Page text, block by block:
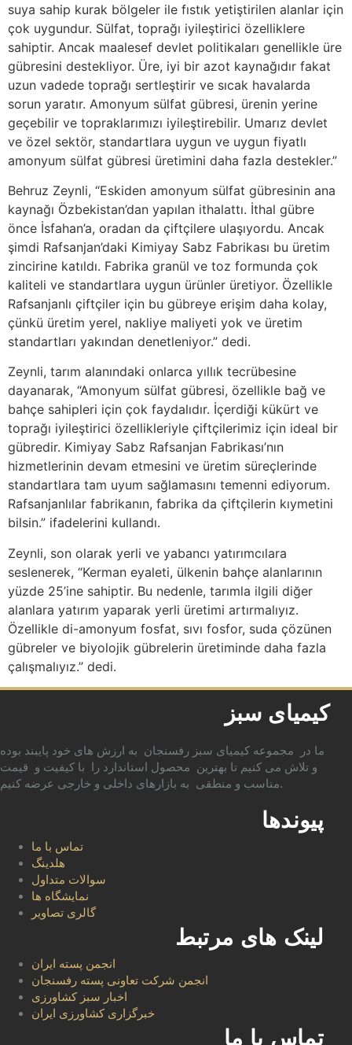
suya sahip kurak bölgeler ile fıstık yetiştirilen alanlar için
çok uygundur. Sülfat, toprağı iyileştirici özelliklere
sahiptir. Ancak maalesef devlet politikaları genellikle üre
gübresini destekliyor. Üre, iyi bir azot kaynağıdır fakat
uzun vadede toprağı sertleştirir ve sıcak havalarda
sorun yaratır. Amonyum sülfat gübresi, ürenin yerine
geçebilir ve topraklarımızı iyileştirebilir. Umarız devlet
ve özel sektör, standartlara uygun ve uygun fiyatlı
amonyum sülfat gübresi üretimini daha fazla destekler.”
Behruz Zeynli, “Eskiden amonyum sülfat gübresinin ana
kaynağı Özbekistan’dan yapılan ithalattı. İthal gübre
önce İsfahan’a, oradan da çiftçilere ulaşıyordu. Ancak
şimdi Rafsanjan’daki Kimiyay Sabz Fabrikası bu üretim
zincirine katıldı. Fabrika granül ve toz formunda çok
kaliteli ve standartlara uygun ürünler üretiyor. Özellikle
Rafsanjanlı çiftçiler için bu gübreye erişim daha kolay,
çünkü üretim yerel, nakliye maliyeti yok ve üretim
standartları yakından denetleniyor.” dedi.
Zeynli, tarım alanındaki onlarca yıllık tecrübesine
dayanarak, “Amonyum sülfat gübresi, özellikle bağ ve
bahçe sahipleri için çok faydalıdır. İçerdiği kükürt ve
toprağı iyileştirici özellikleriyle çiftçilerimiz için ideal bir
gübredir. Kimiyay Sabz Rafsanjan Fabrikası’nın
hizmetlerinin devam etmesini ve üretim süreçlerinde
standartlara tam uyum sağlamasını temenni ediyorum.
Rafsanjanlılar fabrikanın, fabrika da çiftçilerin kıymetini
bilsin.” ifadelerini kullandı.
Zeynli, son olarak yerli ve yabancı yatırımcılara
seslenerek, “Kerman eyaleti, ülkenin bahçe alanlarının
yüzde 25’ine sahiptir. Bu nedenle, tarımla ilgili diğer
alanlara yatırım yaparak yerli üretimi artırmalıyız.
Özellikle di-amonyum fosfat, sıvı fosfor, suda çözünen
gübreler ve biyolojik gübrelerin üretiminde daha fazla
çalışmalıyız.” dedi.
کیمیای سبز
ما در مجموعه کیمیای سبز رفسنجان به ارزش های خود پایبند بوده
و تلاش می کنیم تا بهترین محصول استاندارد را با کیفیت و قیمت
مناسب و منطقی به بازارهای داخلی و خارجی عرضه کنیم.
پیوندها
تماس با ما
هلدینگ
سوالات متداول
نمایشگاه ها
گالری تصاویر
لینک های مرتبط
انجمن پسته ایران
انجمن شرکت تعاونی پسته رفسنجان
اخبار سبز کشاورزی
خبرگزاری کشاورزی ایران
تماس با ما